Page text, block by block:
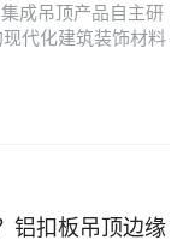
成吊顶产品自主研
代化建筑装饰材料
铝扣板吊顶边缘